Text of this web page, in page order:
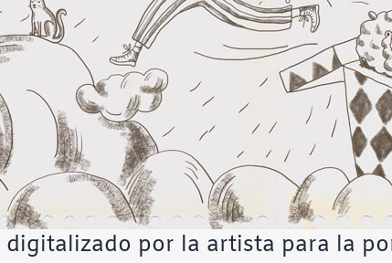
digitalizado por la artista para la